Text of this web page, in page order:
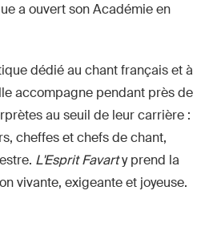
a ouvert son Académie en
dédié au chant français et à
accompagne pendant près de
au seuil de leur carrière :
cheffes et chefs de chant,
L'Esprit Favarty prend la
vivante, exigeante et joyeuse.